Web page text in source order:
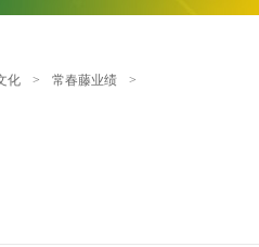
化 > 常春藤业绩 >